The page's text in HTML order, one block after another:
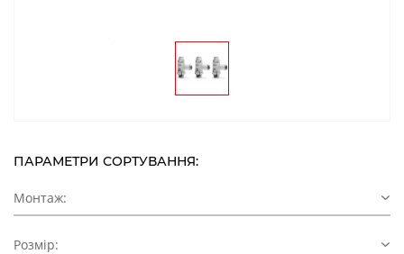
ПАРАМЕТРИ СОРТУВАННЯ:
Монтаж:
Розмір: